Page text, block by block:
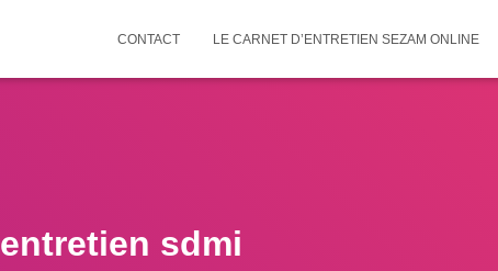
CONTACT LE CARNET D’ENTRETIEN SEZAM ONLINE
entretien sdmi